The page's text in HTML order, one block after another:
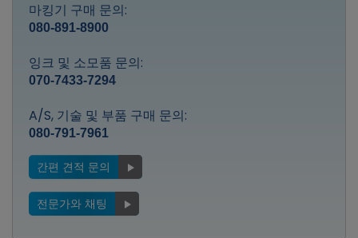
마킹기 구매 문의:
080-891-8900
잉크 및 소모품 문의:
070-7433-7294
A/S, 기술 및 부품 구매 문의:
080-791-7961
간편 견적 문의
전문가와 채팅